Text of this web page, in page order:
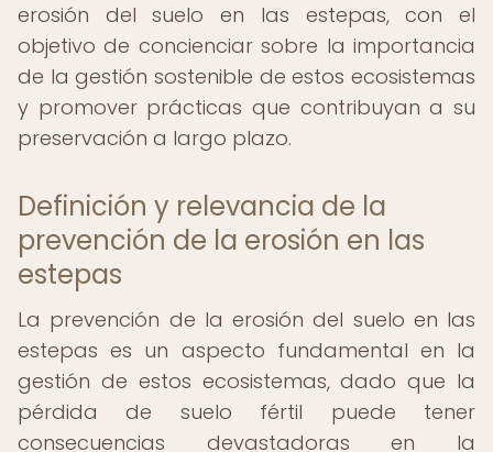
erosión del suelo en las estepas, con el
objetivo de concienciar sobre la importancia
de la gestión sostenible de estos ecosistemas
y promover prácticas que contribuyan a su
preservación a largo plazo.
Definición y relevancia de la
prevención de la erosión en las
estepas
La prevención de la erosión del suelo en las
estepas es un aspecto fundamental en la
gestión de estos ecosistemas, dado que la
pérdida de suelo fértil puede tener
consecuencias devastadoras en la